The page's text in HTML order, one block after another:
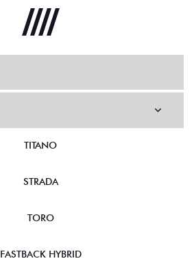
TITANO
STRADA
TORO
FASTBACK HYBRID